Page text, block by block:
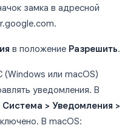
замка в адресной
в положение Разрешить.
или macOS)
уведомления. В
> Уведомления >
В macOS: